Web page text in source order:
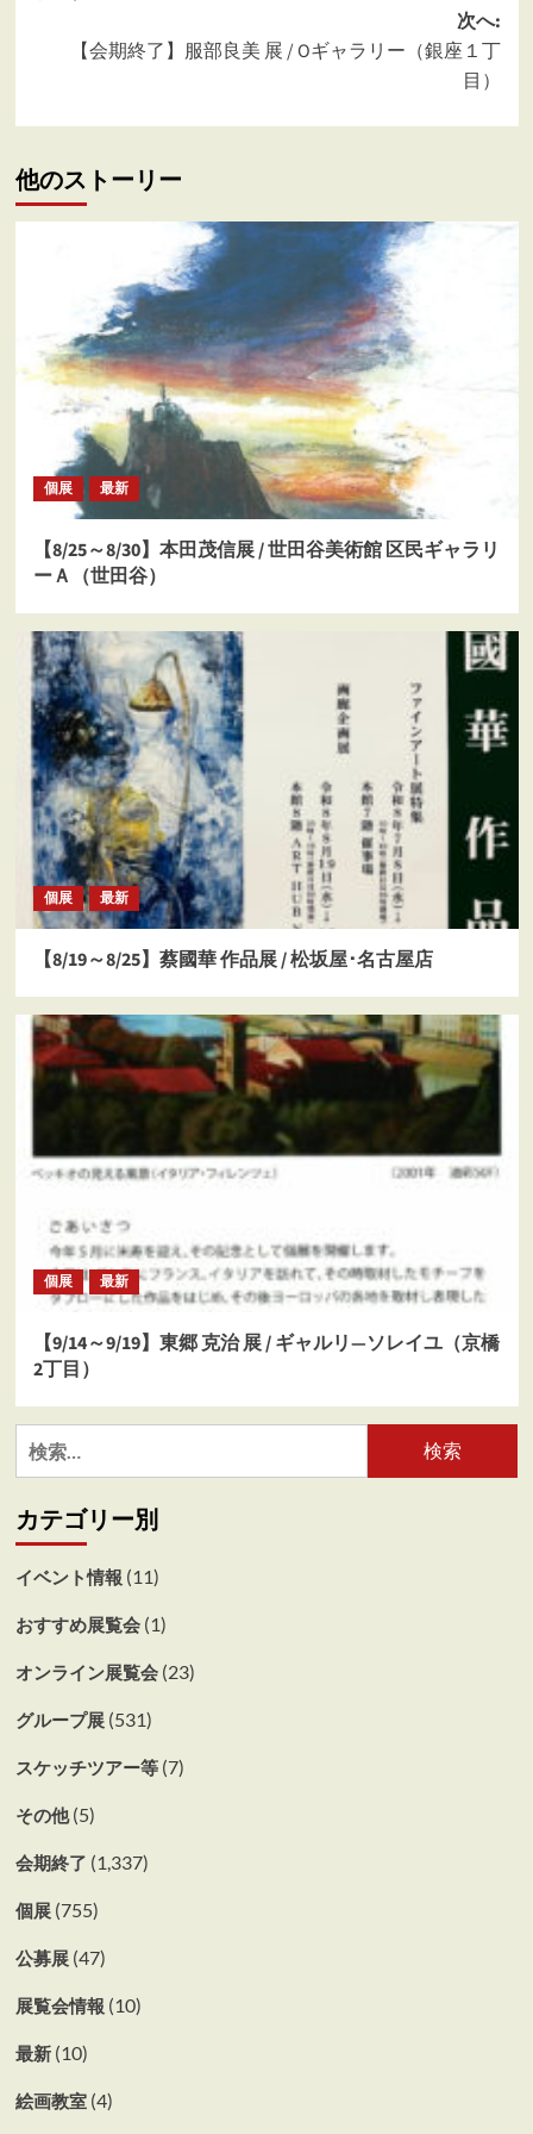
ー
シ
ョ
次へ:
【会期終了】服部良美 展 / Oギャラリー（銀座１丁
目）
他のストーリー
個展 最新
【8/25～8/30】本田茂信展 / 世田谷美術館 区民ギャラリ
ーＡ（世田谷）
個展 最新
【8/19～8/25】蔡國華 作品展 / 松坂屋･名古屋店
個展 最新
【9/14～9/19】東郷 克治 展 / ギャルリ―ソレイユ（京橋
2丁目）
検
索:
カテゴリー別
イベント情報 (11)
おすすめ展覧会(1)
オンライン展覧会(23)
グループ展(531)
スケッチツアー等(7)
その他(5)
会期終了 (1,337)
個展(755)
公募展(47)
展覧会情報 (10)
最新(10)
絵画教室(4)